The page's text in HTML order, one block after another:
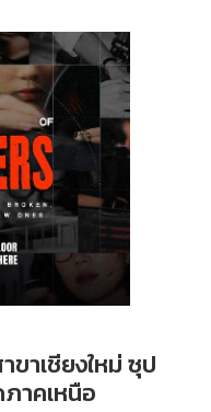
ขาเชียงใหม่ ซุป
าคเหนือ